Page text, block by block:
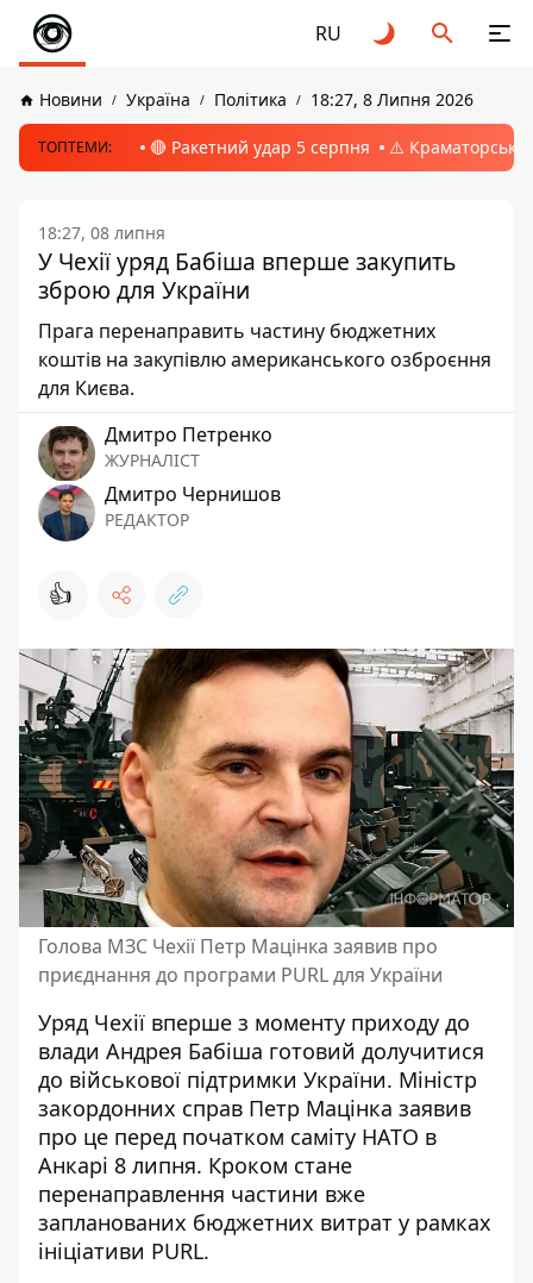
RU
Новини Україна Політика 18:27, 8 Липня 2026
ТОПТЕМИ: 🔴 Ракетний удар 5 серпня ⚠️ Краматорськ,
18:27, 08 липня
У Чехії уряд Бабіша вперше закупить
зброю для України
Прага перенаправить частину бюджетних
коштів на закупівлю американського озброєння
для Києва.
Дмитро Петренко
ЖУРНАЛІСТ
Дмитро Чернишов
РЕДАКТОР
👍
Голова МЗС Чехії Петр Мацінка заявив про
приєднання до програми PURL для України
Уряд Чехії вперше з моменту приходу до
влади Андрея Бабіша готовий долучитися
до військової підтримки України. Міністр
закордонних справ Петр Мацінка заявив
про це перед початком саміту НАТО в
Анкарі 8 липня. Кроком стане
перенаправлення частини вже
запланованих бюджетних витрат у рамках
ініціативи PURL.